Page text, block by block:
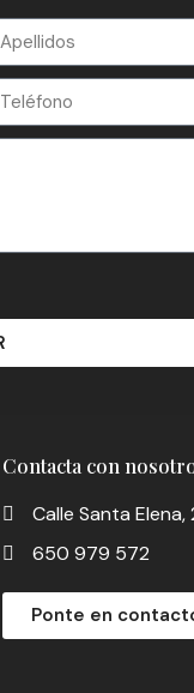
Contacta con
Calle Santa
650 979 572
Ponte en